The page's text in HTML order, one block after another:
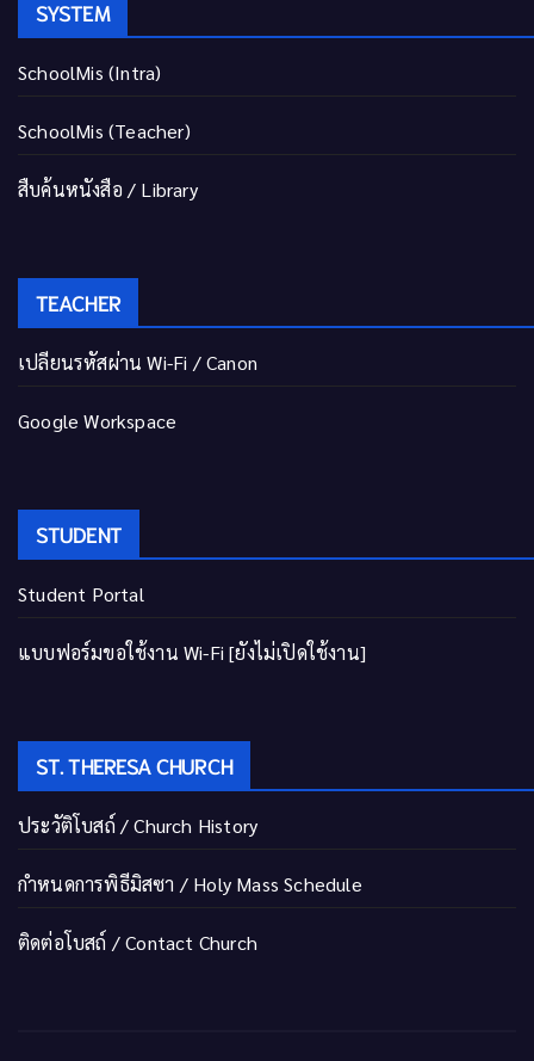
SYSTEM
SchoolMis (Intra)
SchoolMis (Teacher)
สืบค้นหนังสือ / Library
TEACHER
เปลี่ยนรหัสผ่าน Wi-Fi / Canon
Google Workspace
STUDENT
Student Portal
แบบฟอร์มขอใช้งาน Wi-Fi [ยังไม่เปิดใช้งาน]
ST. THERESA CHURCH
ประวัติโบสถ์ / Church History
กำหนดการพิธีมิสซา / Holy Mass Schedule
ติดต่อโบสถ์ / Contact Church